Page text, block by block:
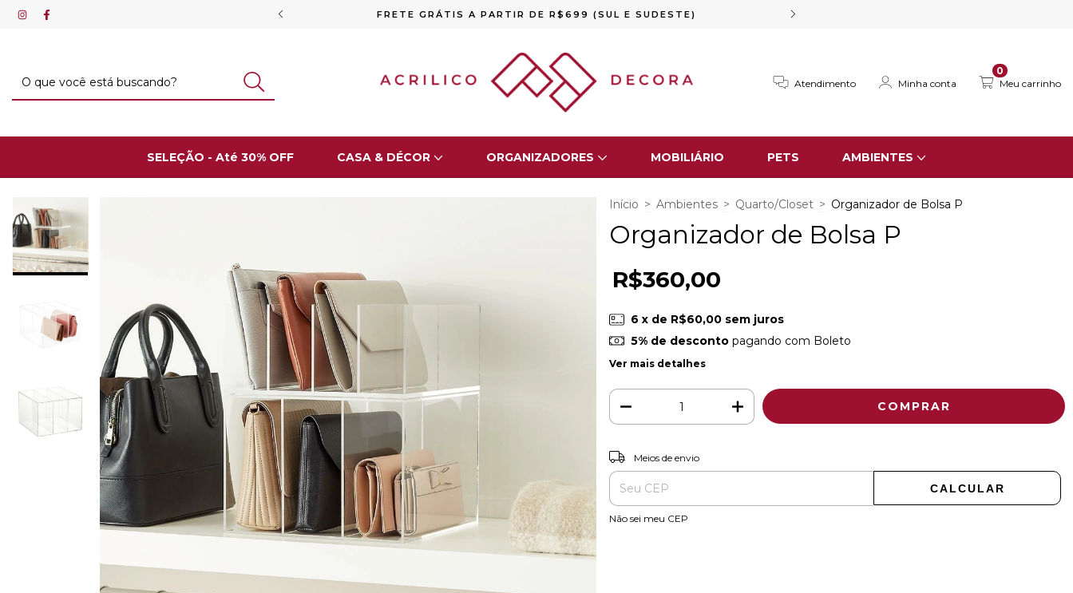
VIA PIX FRETE GRÁTIS A PARTIR DE R$699 (SUL E SUDESTE)
Atendimento Minha conta Meu carrinho
0
SELEÇÃO - Até 30% OFF CASA & DÉCOR ORGANIZADORES MOBILIÁRIO PETS AMBIENTES
Início > Ambientes > Quarto/Closet > Organizador de Bolsa P
Organizador de Bolsa P
R$360,00
6 x de R$60,00 sem juros
5% de descontopagando com Boleto
Ver mais detalhes
Entregas para o CEP:
Meios de envio
CALCULAR
Não sei meu CEP